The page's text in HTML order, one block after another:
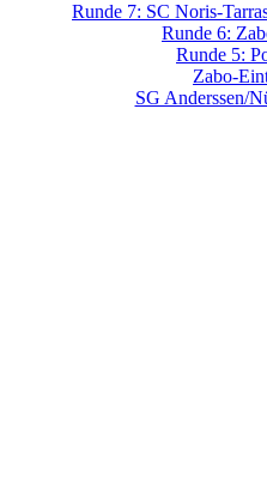
Runde 7: SC Noris-
Runde 6:
Runde 5:
Zabo-
SG Anderssen/